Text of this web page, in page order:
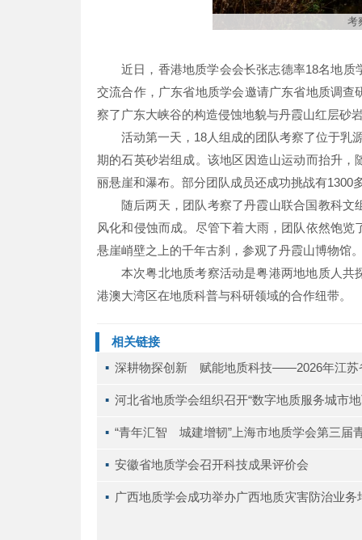
考
近日，香港地质学会会长张志德率18名地
交流合作，广东省地质学会邀请广东省地质调
察了广东大峡谷的构造侵蚀地貌与丹霞山红层砂
活动第一天，18人组成的团队考察了位于乳
期的石英砂岩组成。该地区因造山运动而抬升
丽悬崖和瀑布。部分团队成员还成功挑战有1300
随后两天，团队考察了丹霞山联合国教科
风化和侵蚀而成。尽管下着大雨，团队依然饱
悬崖峭壁之上的千年古刹，参观了丹霞山博物馆
本次粤北地质考察活动是粤港两地地质人
港澳大湾区在地质科普与科研领域的合作纽带。
相关链接
▪ 深耕物探创新 赋能地质科技——2026年江苏
▪ 河北省地质学会组织召开“数字地质服务城市
▪ “青年汇智 城建增韧”上海市地质学会第三届
▪ 安徽省地质学会召开科技成果评价会
▪ 广西地质学会成功举办广西地质灾害防治业务